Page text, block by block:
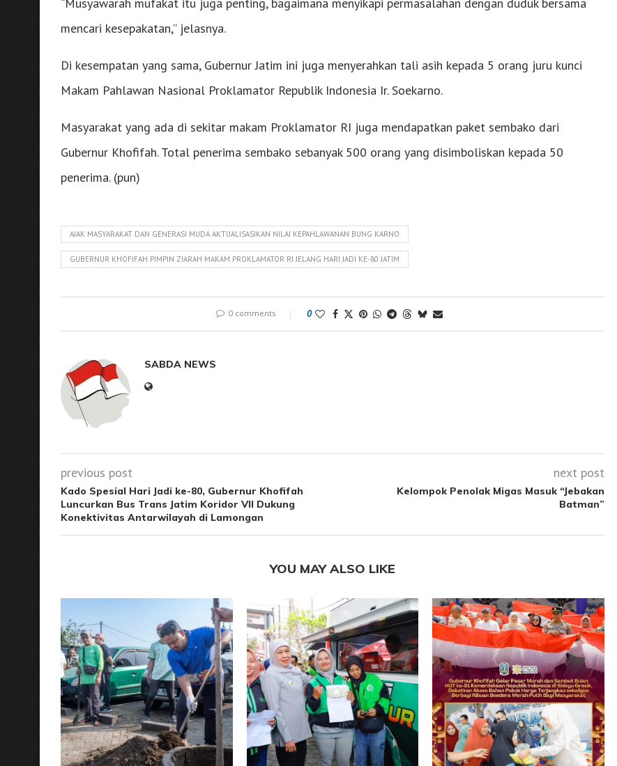
mencari kesepakatan,” jelasnya.
Di kesempatan yang sama, Gubernur Jatim ini juga menyerahkan tali asih kepada 5 orang juru kunci
Makam Pahlawan Nasional Proklamator Republik Indonesia Ir. Soekarno.
Masyarakat yang ada di sekitar makam Proklamator RI juga mendapatkan paket sembako dari
Gubernur Khofifah. Total penerima sembako sebanyak 500 orang yang disimboliskan kepada 50
penerima. (pun)
AJAK MASYARAKAT DAN GENERASI MUDA AKTUALISASIKAN NILAI KEPAHLAWANAN BUNG KARNO
GUBERNUR KHOFIFAH PIMPIN ZIARAH MAKAM PROKLAMATOR RI JELANG HARI JADI KE-80 JATIM
0 comments 0
SABDA NEWS
previous post
Kado Spesial Hari Jadi ke-80, Gubernur Khofifah
Luncurkan Bus Trans Jatim Koridor VII Dukung
Konektivitas Antarwilayah di Lamongan
next post
Kelompok Penolak Migas Masuk “Jebakan
Batman”
YOU MAY ALSO LIKE